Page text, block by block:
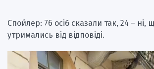
Спойлер: 76 осіб сказали так, 24 – ні,
утримались від відповіді.